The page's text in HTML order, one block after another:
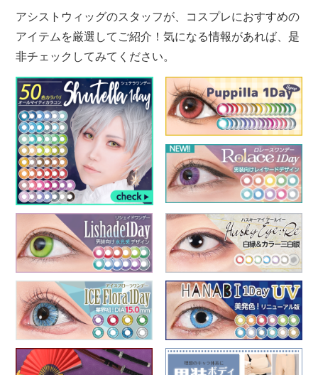
アシストウィッグのスタッフが、コスプレにおすすめの
アイテムを厳選してご紹介！気になる情報があれば、是
非チェックしてみてください。